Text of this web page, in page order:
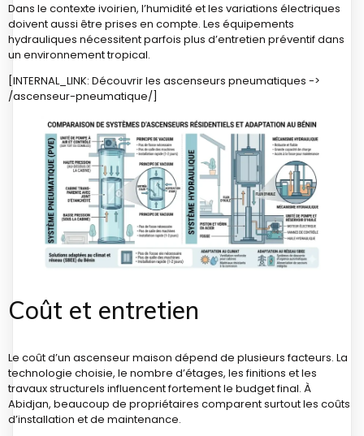
Dans le contexte ivoirien, l’humidité et les variations électriques
doivent aussi être prises en compte. Les équipements
hydrauliques nécessitent parfois plus d’entretien préventif dans
un environnement tropical.
[INTERNAL_LINK: Découvrir les ascenseurs pneumatiques ->
/ascenseur-pneumatique/]
Coût et entretien
Le coût d’un ascenseur maison dépend de plusieurs facteurs. La
technologie choisie, le nombre d’étages, les finitions et les
travaux structurels influencent fortement le budget final. À
Abidjan, beaucoup de propriétaires comparent surtout les coûts
d’installation et de maintenance.